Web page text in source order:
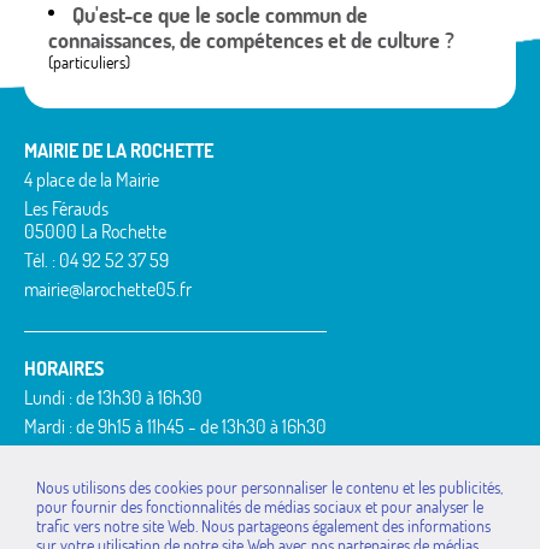
Qu'est-ce que le socle commun de
connaissances, de compétences et de culture ?
(particuliers)
MAIRIE DE LA ROCHETTE
4 place de la Mairie
Les Férauds
05000 La Rochette
Tél. : 04 92 52 37 59
mairie@larochette05.fr
HORAIRES
Lundi : de 13h30 à 16h30
Mardi : de 9h15 à 11h45 - de 13h30 à 16h30
Jeudi : de 9h15 à 11h45 - de 13h30 à 16h30
Vendredi : de 9h15 à 11h45
MAIRIES DE LA
La Bâtie-Vieille Rousset
Nous utilisons des cookies pour personnaliser le contenu et les publicités,
pour fournir des fonctionnalités de médias sociaux et pour analyser le
trafic vers notre site Web. Nous partageons également des informations